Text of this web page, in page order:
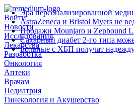
Войти
Новости
Исследования
Лекарства
Разработка
Онкология
Аптеки
Врачам
Педиатрия
Гинекология и Акушерство
Эра персонализированной
AstraZeneca и Bristol Myers не
Продажи Mounjaro и Zepbound
Сахарный диабет 2‑го типа
Больные с ХБП получат